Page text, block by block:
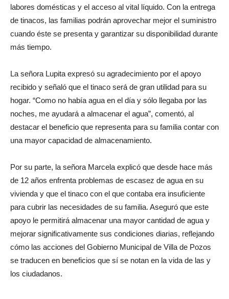
labores domésticas y el acceso al vital líquido. Con la entrega
de tinacos, las familias podrán aprovechar mejor el suministro
cuando éste se presenta y garantizar su disponibilidad durante
más tiempo.
La señora Lupita expresó su agradecimiento por el apoyo
recibido y señaló que el tinaco será de gran utilidad para su
hogar. “Como no había agua en el día y sólo llegaba por las
noches, me ayudará a almacenar el agua”, comentó, al
destacar el beneficio que representa para su familia contar con
una mayor capacidad de almacenamiento.
Por su parte, la señora Marcela explicó que desde hace más
de 12 años enfrenta problemas de escasez de agua en su
vivienda y que el tinaco con el que contaba era insuficiente
para cubrir las necesidades de su familia. Aseguró que este
apoyo le permitirá almacenar una mayor cantidad de agua y
mejorar significativamente sus condiciones diarias, reflejando
cómo las acciones del Gobierno Municipal de Villa de Pozos
se traducen en beneficios que sí se notan en la vida de las y
los ciudadanos.